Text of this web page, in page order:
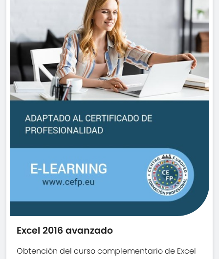
Excel 2016 avanzado
Obtención del curso complementario de Excel